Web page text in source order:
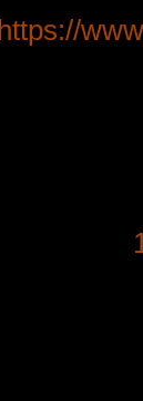
https://